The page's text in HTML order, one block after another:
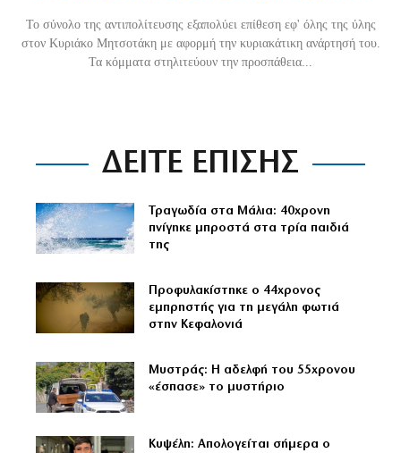
Το σύνολο της αντιπολίτευσης εξαπολύει επίθεση εφ' όλης της ύλης
στον Κυριάκο Μητσοτάκη με αφορμή την κυριακάτικη ανάρτησή του.
Τα κόμματα στηλιτεύουν την προσπάθεια...
ΔΕΙΤΕ ΕΠΙΣΗΣ
Τραγωδία στα Μάλια: 40χρονη
πνίγηκε μπροστά στα τρία παιδιά
της
Προφυλακίστηκε ο 44χρονος
εμπρηστής για τη μεγάλη φωτιά
στην Κεφαλονιά
Μυστράς: Η αδελφή του 55χρονου
«έσπασε» το μυστήριο
Κυψέλη: Απολογείται σήμερα ο